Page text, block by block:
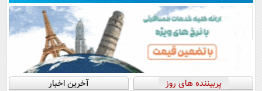
پربیننده های روز آخرین اخبار